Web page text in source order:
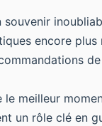
encore
meilleur
un rôle clé en